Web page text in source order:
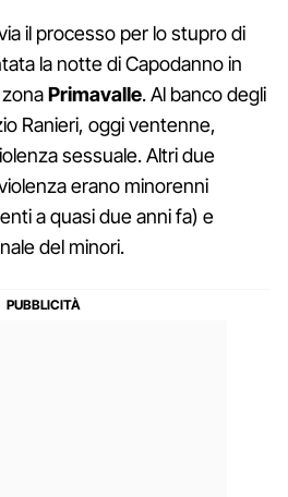
il processo per lo stupro di
la notte di Capodanno in
Primavalle. Al banco degli
Ranieri, oggi ventenne,
sessuale. Altri due
erano minorenni
a quasi due anni fa) e
del minori.